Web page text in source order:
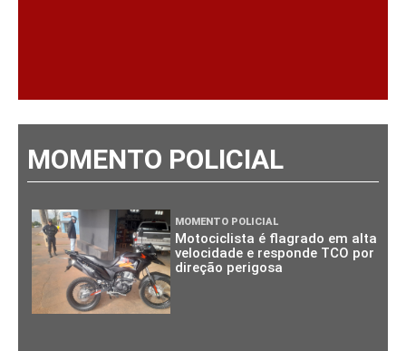
MOMENTO POLICIAL
MOMENTO POLICIAL
Motociclista é flagrado em alta
velocidade e responde TCO por
direção perigosa